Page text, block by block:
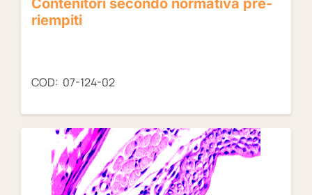
Contenitori secondo normativa pre-
riempiti
COD: 07-124-02